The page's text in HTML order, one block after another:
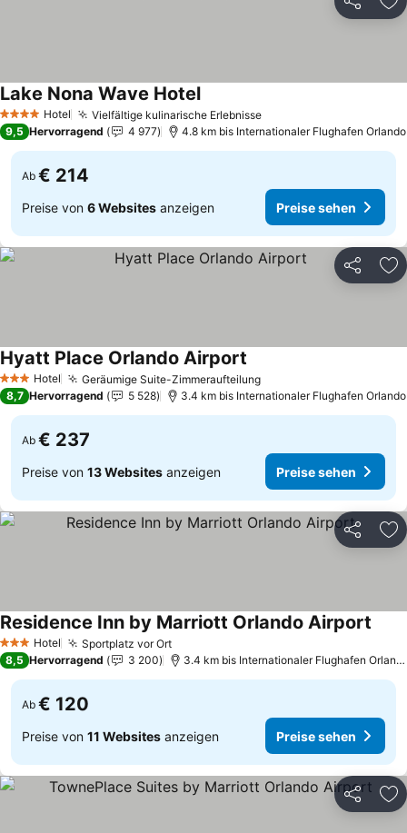
Teilen
4 Sterne Hotel Vielfältige kulinarische ErlebnissePreise sehen
Lake Nona Wave HotelPreise sehen
9,5 Hervorragend 4 977 4.8 km bis Internationaler Flughafen Orlando
Ab € 214
Preise von 6 Websites anzeigen Preise sehen
Teilen
3 SterneHotel Geräumige Suite-ZimmeraufteilungPreise sehen
Hyatt Place Orlando Airport
8,7 Hervorragend 5 528 3.4 km bis Internationaler Flughafen Orlando
Ab € 237
Preise von 13 Websites anzeigen Preise sehen
Teilen
3 SterneHotel Sportplatz vor OrtPreise sehen
Residence Inn by Marriott Orlando Airport
8,5 Hervorragend 3 200 3.4 km bis Internationaler Flughafen
Ab € 120
Preise von 11 Websites anzeigen Preise sehen
Teilen